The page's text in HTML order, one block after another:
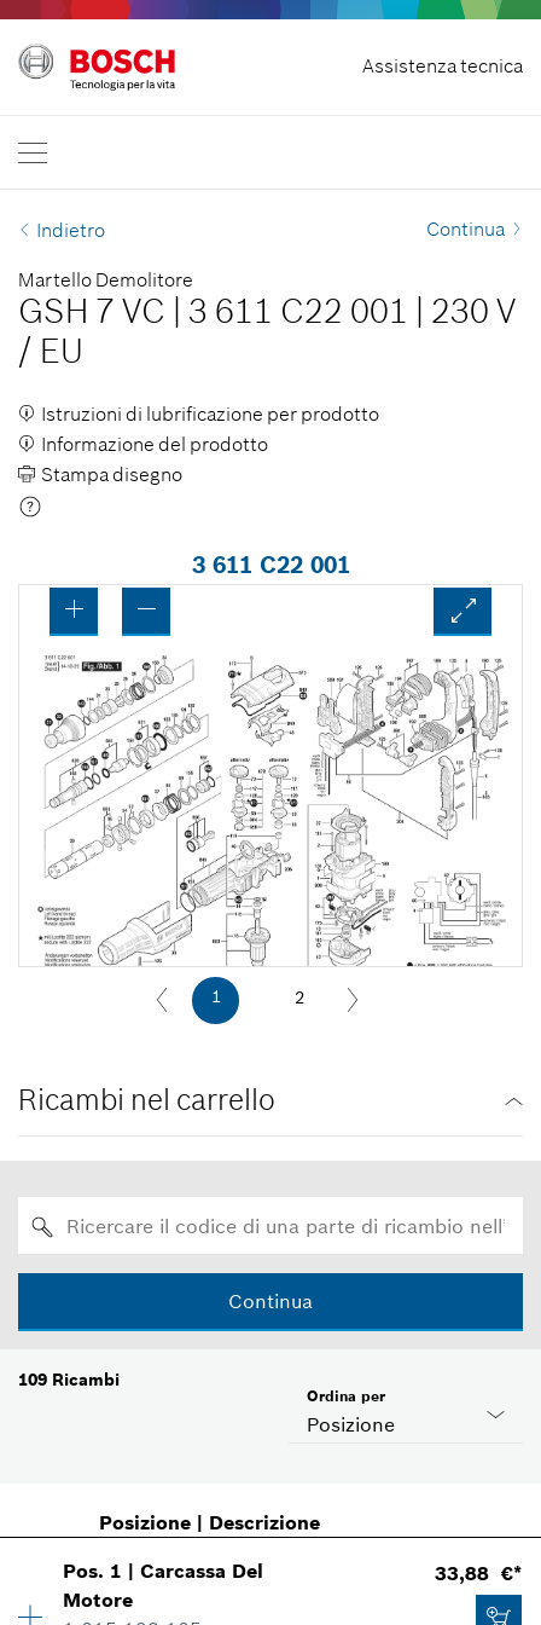
Assistenza tecnica
Recedere dal contratto
Bosch Professional
Indietro Continua
Martello Demolitore
GSH 7 VC 3 611 C22 001
230 V
/ EU
Istruzioni di lubrificazione per prodotto
Informazione del prodotto
Stampa disegno
3 611 C22 001
1 2
Ricambi nel carrello
Continua
109 Ricambi
Posizione
Ordina per
Posizione| Descrizione
Pos. 1 |Carcassa Del
Motore
33,88 €*